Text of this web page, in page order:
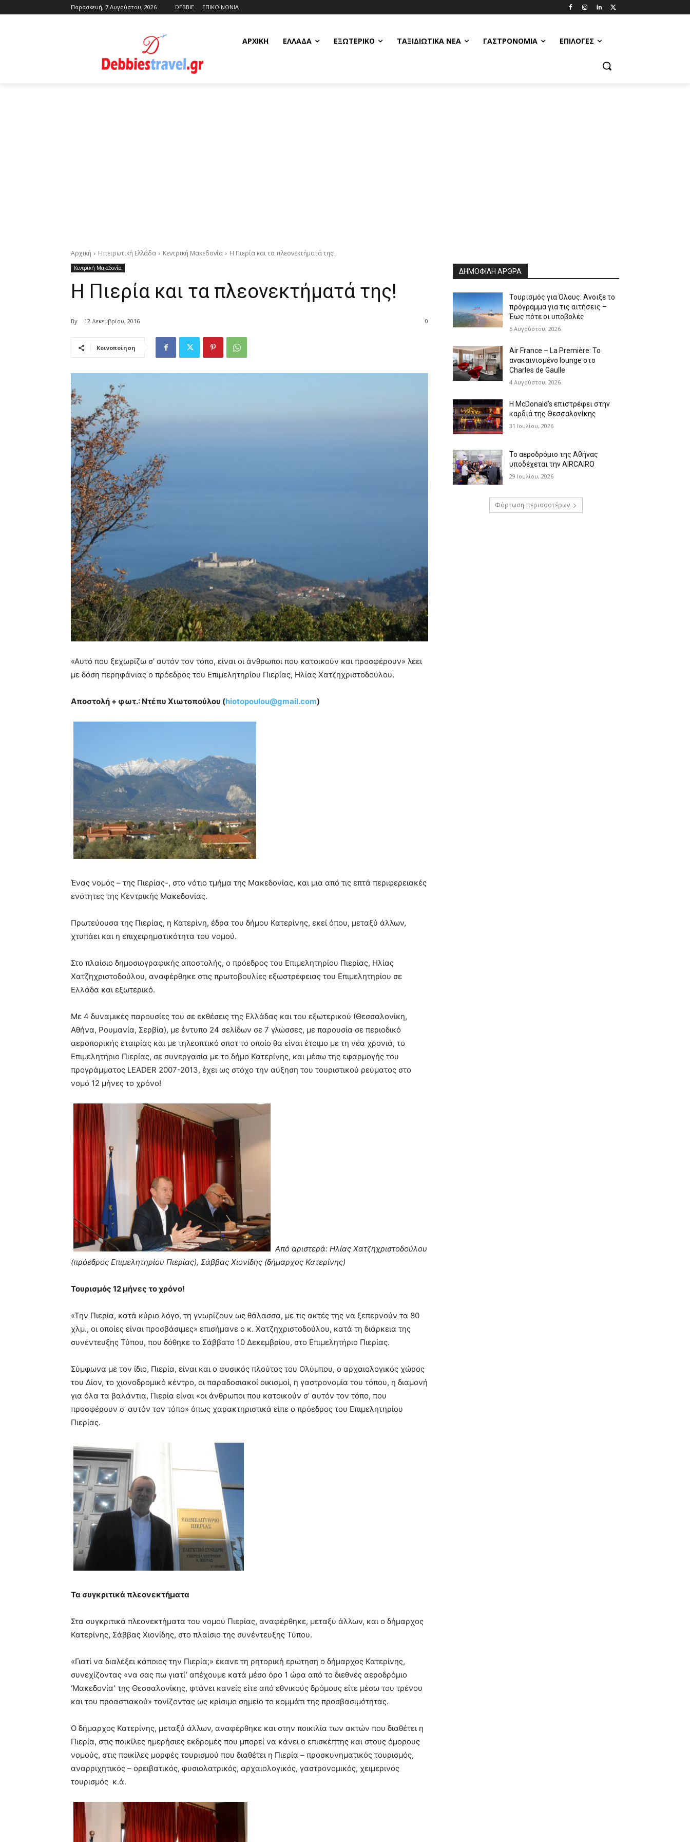
Παρασκευή, 7 Αυγούστου, 2026 DEBBIE ΕΠΙΚΟΙΝΩΝΙΑ
ΑΡΧΙΚΗ ΕΛΛΆΔΑ ΕΞΩΤΕΡΙΚΌ ΤΑΞΙΔΙΩΤΙΚΆ ΝΈΑ ΓΑΣΤΡΟΝΟΜΊΑ ΕΠΙΛΟΓΈΣ
Αρχική Ηπειρωτική Ελλάδα Κεντρική Μακεδονία Η Πιερία και τα πλεονεκτήματά της!
Κεντρική Μακεδονία
Η Πιερία και τα πλεονεκτήματά της!
By 12 Δεκεμβρίου, 2016 0
Κοινοποίηση
«Αυτό που ξεχωρίζω σ’ αυτόν τον τόπο, είναι οι άνθρωποι που κατοικούν και προσφέρουν» λέει
με δόση περηφάνιας ο πρόεδρος του Επιμελητηρίου Πιερίας, Ηλίας Χατζηχριστοδούλου.
Αποστολή + φωτ.: Ντέπυ Χιωτοπούλου (hiotopoulou@gmail.com)
Ένας νομός – της Πιερίας-, στο νότιο τμήμα της Μακεδονίας, και μια από τις επτά περιφερειακές
ενότητες της Κεντρικής Μακεδονίας.
Πρωτεύουσα της Πιερίας, η Κατερίνη, έδρα του δήμου Κατερίνης, εκεί όπου, μεταξύ άλλων,
χτυπάει και η επιχειρηματικότητα του νομού.
Στο πλαίσιο δημοσιογραφικής αποστολής, ο πρόεδρος του Επιμελητηρίου Πιερίας, Ηλίας
Χατζηχριστοδούλου, αναφέρθηκε στις πρωτοβουλίες εξωστρέφειας του Επιμελητηρίου σε
Ελλάδα και εξωτερικό.
Με 4 δυναμικές παρουσίες του σε εκθέσεις της Ελλάδας και του εξωτερικού (Θεσσαλονίκη,
Αθήνα, Ρουμανία, Σερβία), με έντυπο 24 σελίδων σε 7 γλώσσες, με παρουσία σε περιοδικό
αεροπορικής εταιρίας και με τηλεοπτικό σποτ το οποίο θα είναι έτοιμο με τη νέα χρονιά, το
Επιμελητήριο Πιερίας, σε συνεργασία με το δήμο Κατερίνης, και μέσω της εφαρμογής του
προγράμματος LEADER 2007-2013, έχει ως στόχο την αύξηση του τουριστικού ρεύματος στο
νομό 12 μήνες το χρόνο!
Από αριστερά: Ηλίας Χατζηχριστοδούλου
(πρόεδρος Επιμελητηρίου Πιερίας), Σάββας Χιονίδης (δήμαρχος Κατερίνης)
Τουρισμός 12 μήνες το χρόνο!
«Την Πιερία, κατά κύριο λόγο, τη γνωρίζουν ως θάλασσα, με τις ακτές της να ξεπερνούν τα 80
χλμ., οι οποίες είναι προσβάσιμες» επισήμανε ο κ. Χατζηχριστοδούλου, κατά τη διάρκεια της
συνέντευξης Τύπου, που δόθηκε το Σάββατο 10 Δεκεμβρίου, στο Επιμελητήριο Πιερίας.
Σύμφωνα με τον ίδιο, Πιερία, είναι και ο φυσικός πλούτος του Ολύμπου, ο αρχαιολογικός χώρος
του Δίον, το χιονοδρομικό κέντρο, οι παραδοσιακοί οικισμοί, η γαστρονομία του τόπου, η διαμονή
για όλα τα βαλάντια, Πιερία είναι «οι άνθρωποι που κατοικούν σ’ αυτόν τον τόπο, που
προσφέρουν σ’ αυτόν τον τόπο» όπως χαρακτηριστικά είπε ο πρόεδρος του Επιμελητηρίου
Πιερίας.
Τα συγκριτικά πλεονεκτήματα
Στα συγκριτικά πλεονεκτήματα του νομού Πιερίας, αναφέρθηκε, μεταξύ άλλων, και ο δήμαρχος
Κατερίνης, Σάββας Χιονίδης, στο πλαίσιο της συνέντευξης Τύπου.
«Γιατί να διαλέξει κάποιος την Πιερία;» έκανε τη ρητορική ερώτηση ο δήμαρχος Κατερίνης,
συνεχίζοντας «να σας πω γιατί’ απέχουμε κατά μέσο όρο 1 ώρα από το διεθνές αεροδρόμιο
‘Μακεδονία’ της Θεσσαλονίκης, φτάνει κανείς είτε από εθνικούς δρόμους είτε μέσω του τρένου
και του προαστιακού» τονίζοντας ως κρίσιμο σημείο το κομμάτι της προσβασιμότητας.
Ο δήμαρχος Κατερίνης, μεταξύ άλλων, αναφέρθηκε και στην ποικιλία των ακτών που διαθέτει η
Πιερία, στις ποικίλες ημερήσιες εκδρομές που μπορεί να κάνει ο επισκέπτης και στους όμορους
νομούς, στις ποικίλες μορφές τουρισμού που διαθέτει η Πιερία – προσκυνηματικός τουρισμός,
αναρριχητικός – ορειβατικός, φυσιολατρικός, αρχαιολογικός, γαστρονομικός, χειμερινός
τουρισμός κ.ά.
ΔΗΜΟΦΙΛΗ ΑΡΘΡΑ
Τουρισμός για Όλους: Άνοιξε το
πρόγραμμα για τις αιτήσεις –
Έως πότε οι υποβολές
5 Αυγούστου, 2026
Air France – La Première: Το
ανακαινισμένο lounge στο
Charles de Gaulle
4 Αυγούστου, 2026
Η McDonald’s επιστρέφει στην
καρδιά της Θεσσαλονίκης
31 Ιουλίου, 2026
Το αεροδρόμιο της Αθήνας
υποδέχεται την AIRCAIRO
29 Ιουλίου, 2026
Φόρτωση περισσοτέρων